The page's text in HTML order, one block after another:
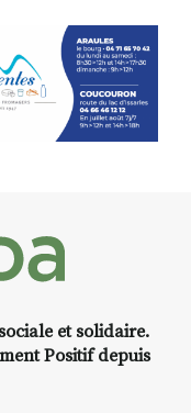
et solidaire.
Positif depuis